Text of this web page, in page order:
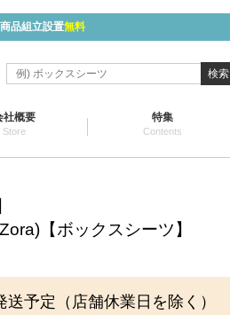
品組立設置無料
検索
社概要
Store
特集
Contents
【ボックスシーツ】
送予定（店舗休業日を除く）